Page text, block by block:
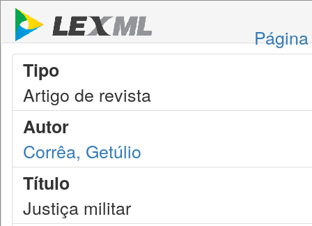
Tipo
Artigo de revista
Autor
Corrêa, Getúlio
Título
Justiça militar